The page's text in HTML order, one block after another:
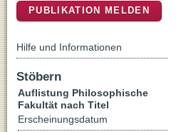
PUBLIKATION MELDEN
Hilfe und Informationen
Stöbern
Auflistung Philosophische
Fakultät nach Titel
Erscheinungsdatum